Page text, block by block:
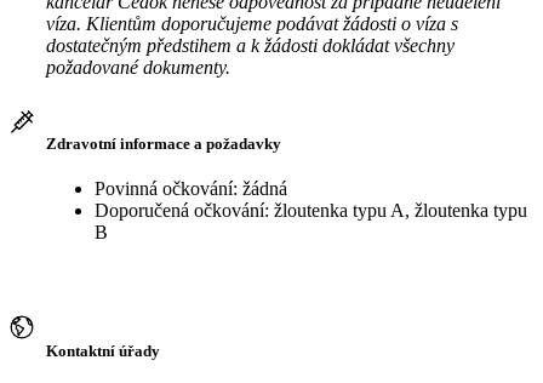
víza. Klientům doporučujeme podávat žádosti o víza s
dostatečným předstihem a k žádosti dokládat všechny
požadované dokumenty.
Zdravotní informace a požadavky
Povinná očkování: žádná
Doporučená očkování: žloutenka typu A, žloutenka typu
B
Kontaktní úřady